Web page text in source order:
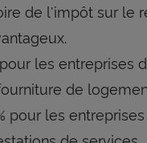
de l'impôt sur le
les entreprises
de
pour les